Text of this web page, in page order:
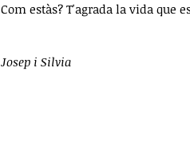
Com estàs? T'agrada la vida que
Josep i Silvia